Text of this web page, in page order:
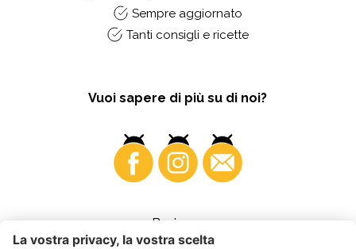
Sempre aggiornato
Tanti consigli e ricette
Vuoi sapere di più su di noi?
Business